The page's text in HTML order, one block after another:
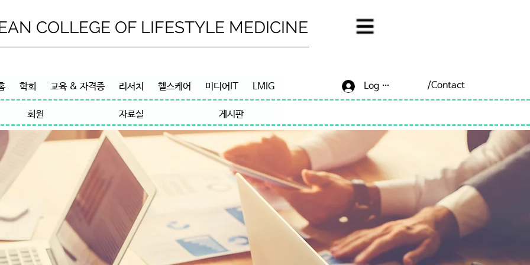
COLLEGE OF LIFESTYLE MEDICINE
학회 교육 & 자격증 리서치 헬스케어 미디어IT LMIG
회원 자료실 게시판
Log In/Sign Up /Contact